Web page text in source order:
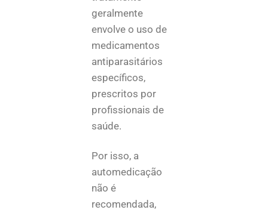
geralmente
envolve o uso de
medicamentos
antiparasitários
específicos,
prescritos por
profissionais de
saúde.
Por isso, a
automedicação
não é
recomendada,